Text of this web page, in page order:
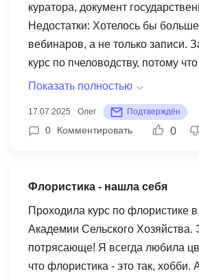
ставлю, потому что есть куда
куратора, документ
Недостатки: Хотелось бы
вебинаров, а не только записи.
курс по пчеловодству, потому
решил пасеку развивать. Курс
реально показывают как с ульями
рамки ставить, как мёд
большим стажем, по видео видно
теме. Делал практические
кормам, план размещения ульев
график работ по сезонам.
проверял всё внимательно,
Показать полностью
17.07.2025 Олег Подтверждён
0 Комментировать 0
Флористика - нашла себя
Проходила курс по флористике
Академии Сельского Хозяйства.
потрясающе! Я всегда любила
что флористика - это так, хобби.